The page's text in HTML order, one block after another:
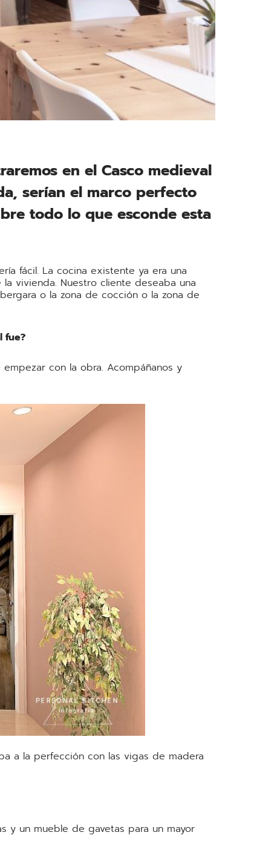
en el Casco medieval
serían el marco perfecto
todo lo que esconde esta
fácil. La cocina existente ya era una
vivienda. Nuestro cliente deseaba una
o la zona de cocción o la zona de
fue?
con la obra. Acompáñanos y
a la perfección con las vigas de madera
y un mueble de gavetas para un mayor